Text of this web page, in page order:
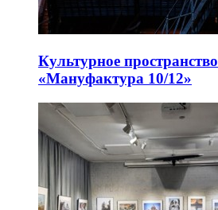
Культурное пространство
«Мануфактура 10/12»